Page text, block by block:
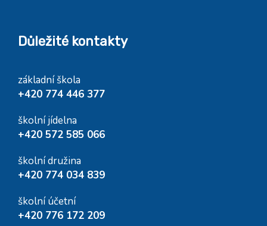
Důležité kontakty
základní škola
+420 774 446 377
školní jídelna
+420 572 585 066
školní družina
+420 774 034 839
školní účetní
+420 776 172 209